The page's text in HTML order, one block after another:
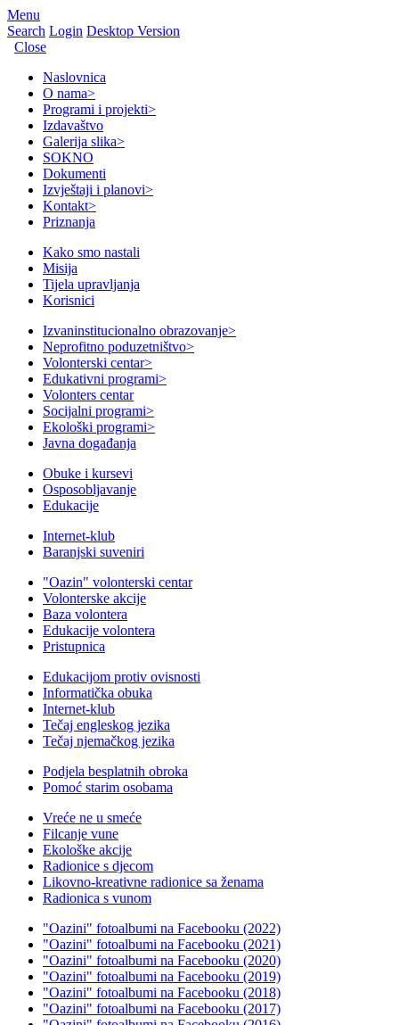
Menu
Search Login Desktop Version
Close
Naslovnica
O nama>
Programi i projekti>
Izdavaštvo
Galerija slika>
SOKNO
Dokumenti
Izvještaji i planovi>
Kontakt>
Priznanja
Kako smo nastali
Misija
Tijela upravljanja
Korisnici
Izvaninstitucionalno obrazovanje>
Neprofitno poduzetništvo>
Volonterski centar>
Edukativni programi>
Volonters centar
Socijalni programi>
Ekološki programi>
Javna događanja
Obuke i kursevi
Osposobljavanje
Edukacije
Internet-klub
Baranjski suveniri
"Oazin" volonterski centar
Volonterske akcije
Baza volontera
Edukacije volontera
Pristupnica
Edukacijom protiv ovisnosti
Informatička obuka
Internet-klub
Tečaj engleskog jezika
Tečaj njemačkog jezika
Podjela besplatnih obroka
Pomoć starim osobama
Vreće ne u smeće
Filcanje vune
Ekološke akcije
Radionice s djecom
Likovno-kreativne radionice sa ženama
Radionica s vunom
"Oazini" fotoalbumi na Facebooku (2022)
"Oazini" fotoalbumi na Facebooku (2021)
"Oazini" fotoalbumi na Facebooku (2020)
"Oazini" fotoalbumi na Facebooku (2019)
"Oazini" fotoalbumi na Facebooku (2018)
"Oazini" fotoalbumi na Facebooku (2017)